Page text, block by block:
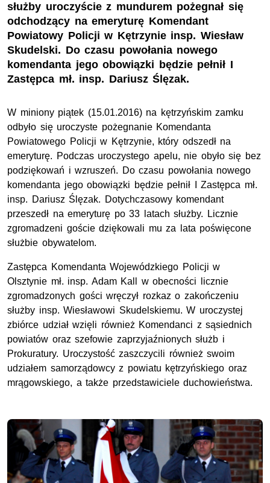
służby uroczyście z mundurem pożegnał się
odchodzący na emeryturę Komendant
Powiatowy Policji w Kętrzynie insp. Wiesław
Skudelski. Do czasu powołania nowego
komendanta jego obowiązki będzie pełnił I
Zastępca mł. insp. Dariusz Ślęzak.
W miniony piątek (15.01.2016) na kętrzyńskim zamku
odbyło się uroczyste pożegnanie Komendanta
Powiatowego Policji w Kętrzynie, który odszedł na
emeryturę. Podczas uroczystego apelu, nie obyło się bez
podziękowań i wzruszeń. Do czasu powołania nowego
komendanta jego obowiązki będzie pełnił I Zastępca mł.
insp. Dariusz Ślęzak. Dotychczasowy komendant
przeszedł na emeryturę po 33 latach służby. Licznie
zgromadzeni goście dziękowali mu za lata poświęcone
służbie obywatelom.
Zastępca Komendanta Wojewódzkiego Policji w
Olsztynie mł. insp. Adam Kall w obecności licznie
zgromadzonych gości wręczył rozkaz o zakończeniu
służby insp. Wiesławowi Skudelskiemu. W uroczystej
zbiórce udział wzięli również Komendanci z sąsiednich
powiatów oraz szefowie zaprzyjaźnionych służb i
Prokuratury. Uroczystość zaszczycili również swoim
udziałem samorządowcy z powiatu kętrzyńskiego oraz
mrągowskiego, a także przedstawiciele duchowieństwa.